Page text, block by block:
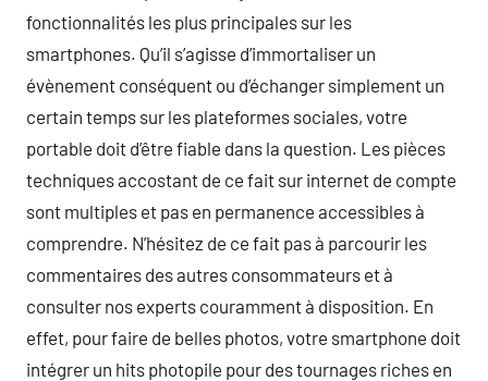
fonctionnalités les plus principales sur les
smartphones. Qu’il s’agisse d’immortaliser un
évènement conséquent ou d’échanger simplement un
certain temps sur les plateformes sociales, votre
portable doit d’être fiable dans la question. Les pièces
techniques accostant de ce fait sur internet de compte
sont multiples et pas en permanence accessibles à
comprendre. N’hésitez de ce fait pas à parcourir les
commentaires des autres consommateurs et à
consulter nos experts couramment à disposition. En
effet, pour faire de belles photos, votre smartphone doit
intégrer un hits photopile pour des tournages riches en